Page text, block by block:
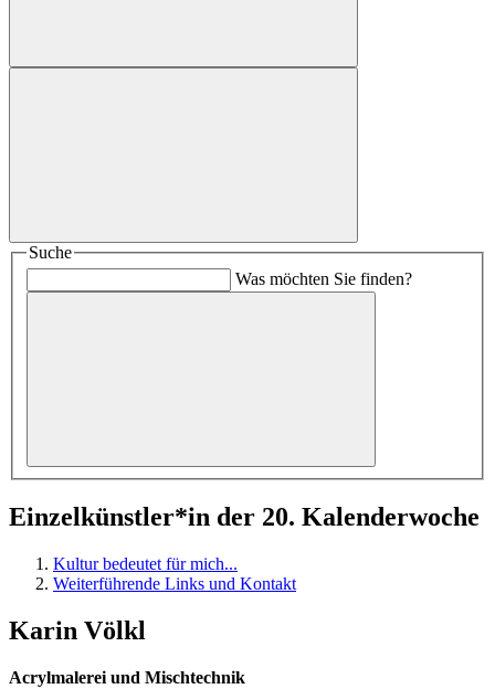
Suche
Was möchten Sie finden?
Einzelkünstler*in der 20. Kalenderwoche
Kultur bedeutet für mich...
Weiterführende Links und Kontakt
Karin Völkl
Acrylmalerei und Mischtechnik